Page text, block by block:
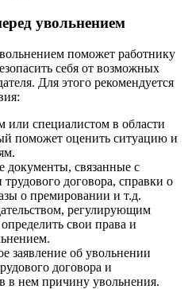
увольнением
поможет работнику
себя от возможных
Для этого рекомендуется
или специалистом в области
поможет оценить ситуацию и
документы, связанные с
договора, справки о
о премировании и т.д.
регулирующим
свои права и
заявление об увольнении
договора и
в нем причину увольнения.